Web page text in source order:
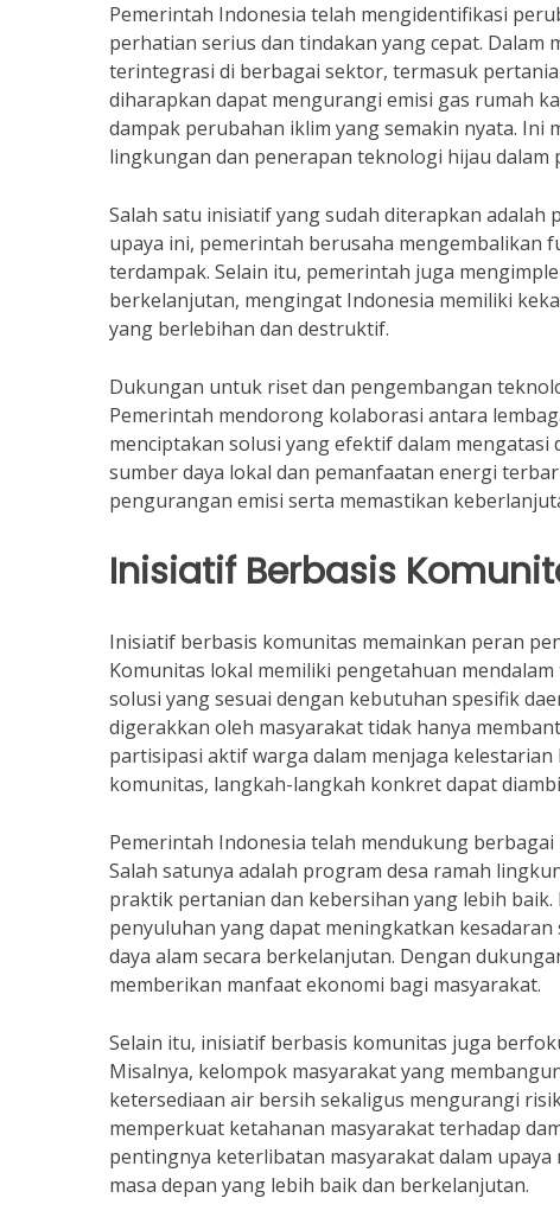
Pemerintah Indonesia telah mengidentifikasi
perhatian serius dan tindakan yang cepat.
terintegrasi di berbagai sektor, termasuk
diharapkan dapat mengurangi emisi gas rumah
dampak perubahan iklim yang semakin nyata.
lingkungan dan penerapan teknologi hijau dalam
Salah satu inisiatif yang sudah diterapkan
upaya ini, pemerintah berusaha mengembalikan
terdampak. Selain itu, pemerintah juga
berkelanjutan, mengingat Indonesia memiliki
yang berlebihan dan destruktif.
Dukungan untuk riset dan pengembangan
Pemerintah mendorong kolaborasi antara
menciptakan solusi yang efektif dalam
sumber daya lokal dan pemanfaatan energi
pengurangan emisi serta memastikan
Inisiatif Berbasis
Inisiatif berbasis komunitas memainkan peran
Komunitas lokal memiliki pengetahuan
solusi yang sesuai dengan kebutuhan spesifik
digerakkan oleh masyarakat tidak hanya
partisipasi aktif warga dalam menjaga
komunitas, langkah-langkah konkret dapat
Pemerintah Indonesia telah mendukung
Salah satunya adalah program desa ramah
praktik pertanian dan kebersihan yang lebih
penyuluhan yang dapat meningkatkan
daya alam secara berkelanjutan. Dengan
memberikan manfaat ekonomi bagi masyarakat.
Selain itu, inisiatif berbasis komunitas juga
Misalnya, kelompok masyarakat yang
ketersediaan air bersih sekaligus mengurangi
memperkuat ketahanan masyarakat terhadap
pentingnya keterlibatan masyarakat dalam
masa depan yang lebih baik dan berkelanjutan.